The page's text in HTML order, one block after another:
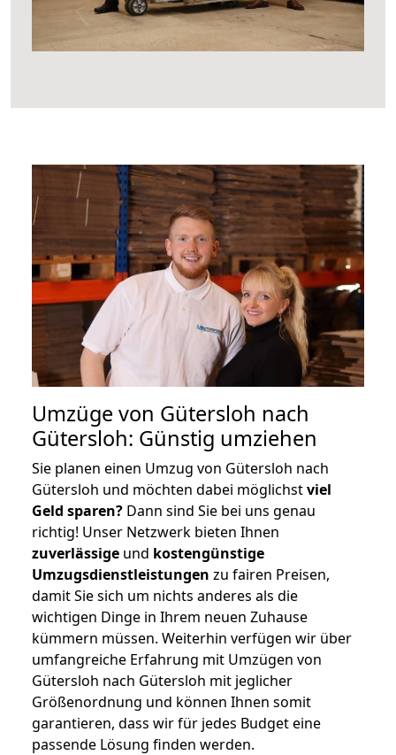
Umzüge von Gütersloh nach
Gütersloh: Günstig umziehen
Sie planen einen Umzug von Gütersloh nach
Gütersloh und möchten dabei möglichstviel
Geld sparen? Dann sind Sie bei uns genau
richtig! Unser Netzwerk bieten Ihnen
zuverlässige und kostengünstige
Umzugsdienstleistungen zu fairen Preisen,
damit Sie sich um nichts anderes als die
wichtigen Dinge in Ihrem neuen Zuhause
kümmern müssen. Weiterhin verfügen wir über
umfangreiche Erfahrung mit Umzügen von
Gütersloh nach Gütersloh mit jeglicher
Größenordnung und können Ihnen somit
garantieren, dass wir für jedes Budget eine
passende Lösung finden werden.